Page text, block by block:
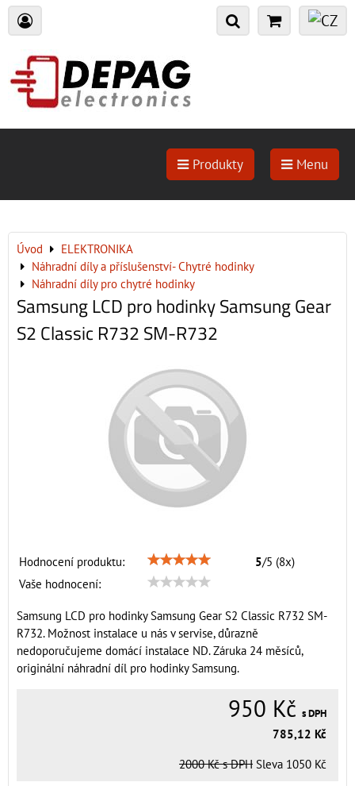
Produkty Menu
Úvod
ELEKTRONIKA
Náhradní díly a příslušenství- Chytré hodinky
Náhradní díly pro chytré hodinky
Samsung LCD pro hodinky Samsung Gear
S2 Classic R732 SM-R732
Hodnocení produktu: 5/5 (8x)
Vaše hodnocení:
Samsung LCD pro hodinky Samsung Gear S2 Classic R732 SM-
R732. Možnost instalace u nás v servise, důrazně
nedoporučujeme domácí instalace ND. Záruka 24 měsíců,
originální náhradní díl pro hodinky Samsung.
950 Kč s DPH
785,12 Kč
2000 Kč s DPH Sleva 1050 Kč